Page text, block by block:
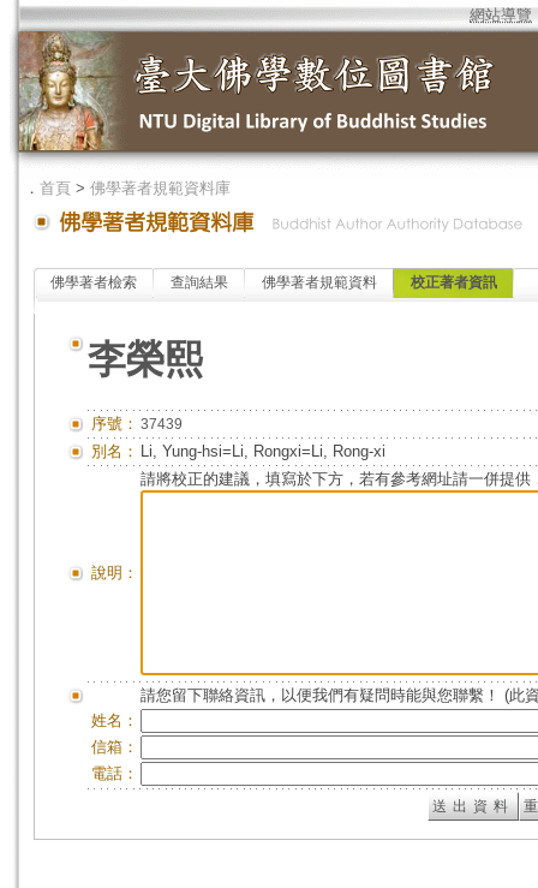
網站導覽
． 首頁 > 佛學著者規範資料庫
佛學著者檢索 查詢結果 佛學著者規範資料 校正著者資訊
李榮熙
序號： 37439
別名： Li, Yung-hsi=Li, Rongxi=Li, Rong-xi
說明：
請將校正的建議，填寫於下方，若有參考網址請一併提供
請您留下聯絡資訊，以便我們有疑問時能與您聯繫！ (此
姓名：
信箱：
電話：